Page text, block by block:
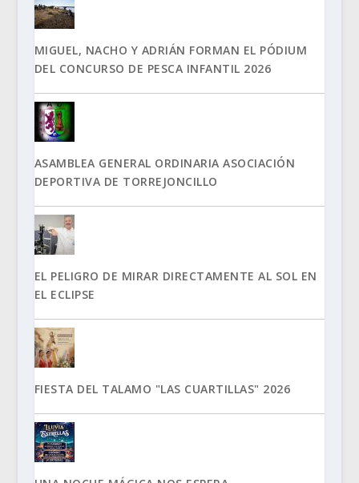
MIGUEL, NACHO Y ADRIÁN FORMAN EL PÓDIUM
DEL CONCURSO DE PESCA INFANTIL 2026
ASAMBLEA GENERAL ORDINARIA ASOCIACIÓN
DEPORTIVA DE TORREJONCILLO
EL PELIGRO DE MIRAR DIRECTAMENTE AL SOL EN
EL ECLIPSE
FIESTA DEL TALAMO "LAS CUARTILLAS" 2026